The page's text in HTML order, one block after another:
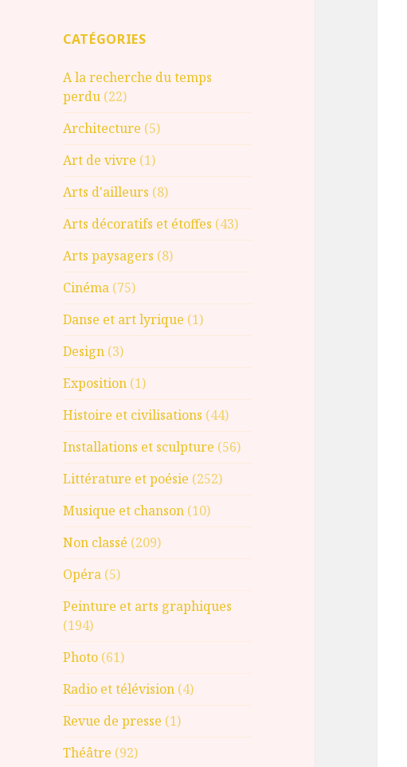
CATÉGORIES
A la recherche du temps
perdu (22)
Architecture (5)
Art de vivre (1)
Arts d'ailleurs (8)
Arts décoratifs et étoffes (43)
Arts paysagers (8)
Cinéma (75)
Danse et art lyrique (1)
Design (3)
Exposition (1)
Histoire et civilisations (44)
Installations et sculpture (56)
Littérature et poésie (252)
Musique et chanson (10)
Non classé (209)
Opéra (5)
Peinture et arts graphiques
(194)
Photo (61)
Radio et télévision (4)
Revue de presse (1)
Théâtre (92)